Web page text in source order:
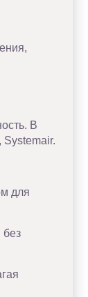
В
для
без